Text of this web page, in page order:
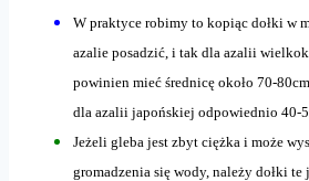
W praktyce robimy to kopiąc dołki w
azalie posadzić, i tak dla azalii
powinien mieć średnicę około 70-
dla azalii japońskiej odpowiednio 40-
Jeżeli gleba jest zbyt ciężka i może
gromadzenia się wody, należy dołki te